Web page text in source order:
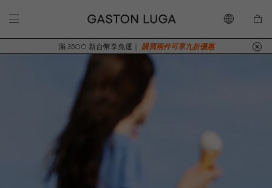
滿 3500 新台幣享免運｜ 購買兩件可享九折優惠